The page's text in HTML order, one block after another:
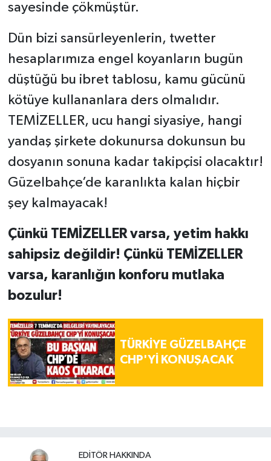
sayesinde çökmüştür.
Dün bizi sansürleyenlerin, twetter
hesaplarımıza engel koyanların bugün
düştüğü bu ibret tablosu, kamu gücünü
kötüye kullananlara ders olmalıdır.
TEMİZELLER, ucu hangi siyasiye, hangi
yandaş şirkete dokunursa dokunsun bu
dosyanın sonuna kadar takipçisi olacaktır!
Güzelbahçe’de karanlıkta kalan hiçbir
şey kalmayacak!
Çünkü TEMİZELLER varsa, yetim hakkı
sahipsiz değildir! Çünkü TEMİZELLER
varsa, karanlığın konforu mutlaka
bozulur!
TÜRKİYE GÜZELBAHÇE
CHP'Yİ KONUŞACAK
EDITÖR HAKKINDA